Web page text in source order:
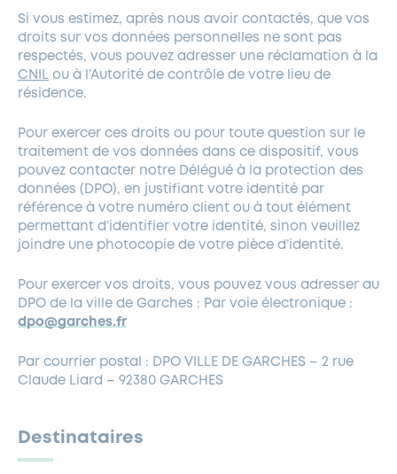
Si vous estimez, après nous avoir contactés, que vos
droits sur vos données personnelles ne sont pas
respectés, vous pouvez adresser une réclamation à la
CNIL ou à l’Autorité de contrôle de votre lieu de
résidence.
Pour exercer ces droits ou pour toute question sur le
traitement de vos données dans ce dispositif, vous
pouvez contacter notre Délégué à la protection des
données (DPO), en justifiant votre identité par
référence à votre numéro client ou à tout élément
permettant d’identifier votre identité, sinon veuillez
joindre une photocopie de votre pièce d’identité.
Pour exercer vos droits, vous pouvez vous adresser au
DPO de la ville de Garches : Par voie électronique :
dpo@garches.fr
Par courrier postal : DPO VILLE DE GARCHES – 2 rue
Claude Liard – 92380 GARCHES
Destinataires